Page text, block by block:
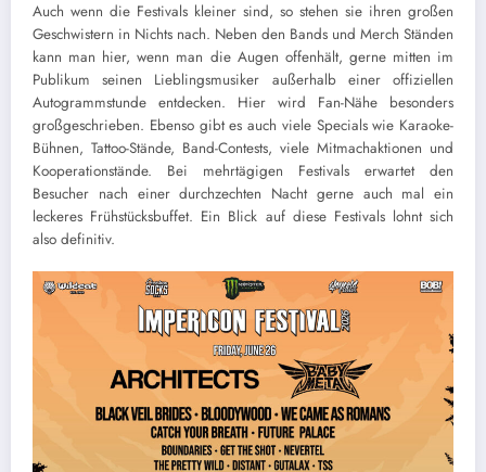
Auch wenn die Festivals kleiner sind, so stehen sie ihren großen
Geschwistern in Nichts nach. Neben den Bands und Merch Ständen
kann man hier, wenn man die Augen offenhält, gerne mitten im
Publikum seinen Lieblingsmusiker außerhalb einer offiziellen
Autogrammstunde entdecken. Hier wird Fan-Nähe besonders
großgeschrieben. Ebenso gibt es auch viele Specials wie Karaoke-
Bühnen, Tattoo-Stände, Band-Contests, viele Mitmachaktionen und
Kooperationstände. Bei mehrtägigen Festivals erwartet den
Besucher nach einer durchzechten Nacht gerne auch mal ein
leckeres Frühstücksbuffet. Ein Blick auf diese Festivals lohnt sich
also definitiv.